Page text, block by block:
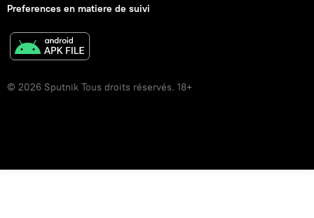
Preferences en matiere de suivi
© 2026 Sputnik Tous droits réservés. 18+